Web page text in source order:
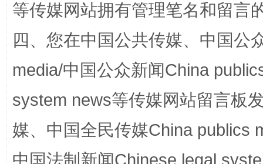
国家大学科技园优化重塑工作
等传媒网站拥有管理笔名和留言
四、您在中国公共传媒、中国公
media/中国公众新闻China
system news等传媒网站留言板
媒、中国全民传媒China publics
中国法制新闻Chinese legal